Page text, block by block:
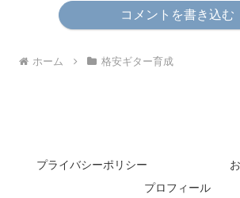
コメントを書き込む
ホーム 格安ギター育成
プライバシーポリシー
プロフィール